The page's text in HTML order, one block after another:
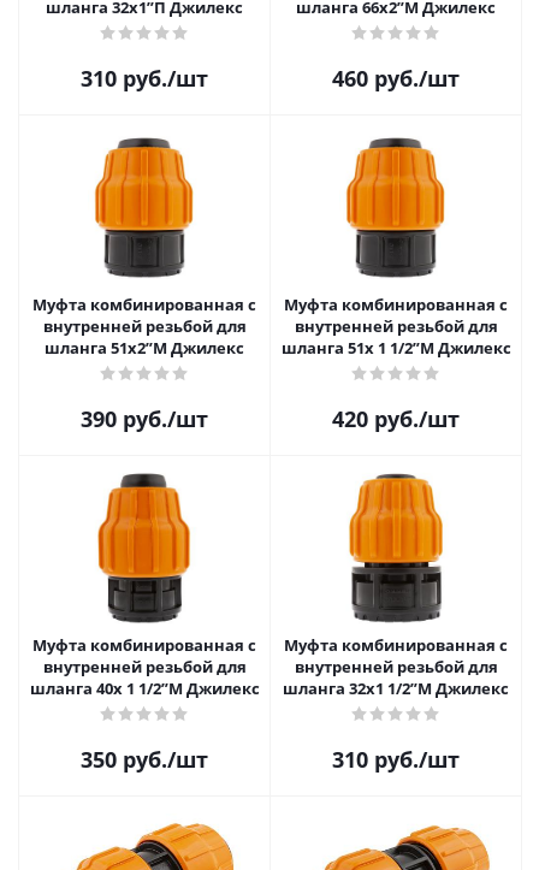
шланга 32х1”П Джилекс
310 руб./шт
шланга 66х2”М Джилекс
460 руб./шт
Муфта комбинированная с
внутренней резьбой для
шланга 51х2”М Джилекс
390 руб./шт
Муфта комбинированная с
внутренней резьбой для
шланга 51х 1 1/2”М Джилекс
420 руб./шт
Муфта комбинированная с
внутренней резьбой для
шланга 40х 1 1/2”М Джилекс
350 руб./шт
Муфта комбинированная с
внутренней резьбой для
шланга 32х1 1/2”М Джилекс
310 руб./шт